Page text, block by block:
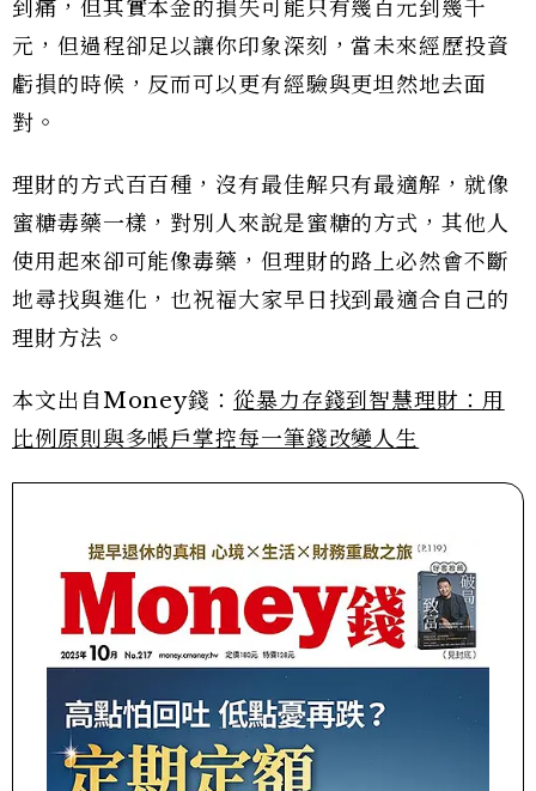
到痛，但其實本金的損失可能只有幾百元到幾千
元，但過程卻足以讓你印象深刻，當未來經歷投資
虧損的時候，反而可以更有經驗與更坦然地去面
對。
理財的方式百百種，沒有最佳解只有最適解，就像
蜜糖毒藥一樣，對別人來說是蜜糖的方式，其他人
使用起來卻可能像毒藥，但理財的路上必然會不斷
地尋找與進化，也祝福大家早日找到最適合自己的
理財方法。
本文出自Money錢： 從暴力存錢到智慧理財：用
比例原則與多帳戶掌控每一筆錢改變人生